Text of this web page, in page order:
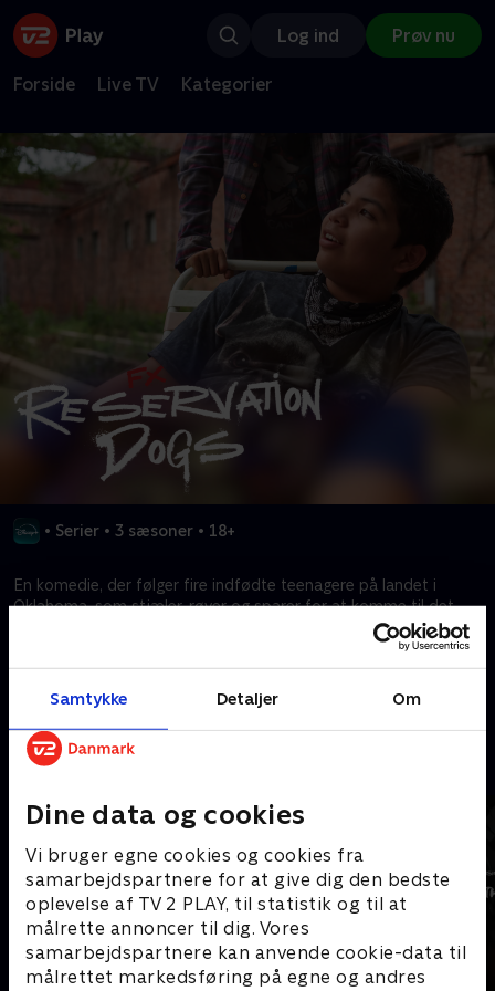
Samtykke Detaljer Om
Dine data og cookies
Vi bruger egne cookies og cookies fra
samarbejdspartnere for at give dig den bedste
oplevelse af TV 2 PLAY, til statistik og til at
målrette annoncer til dig. Vores
samarbejdspartnere kan anvende cookie-data til
målrettet markedsføring på egne og andres
Log ind Prøv nu
Forside Live TV Kategorier
• Serier • 3 sæsoner • 18+
En komedie, der følger fire indfødte teenagere på landet i
Oklahoma, som stjæler, røver og sparer for at komme til det
Kræver tilkøb
Mere indhold fra Disney+